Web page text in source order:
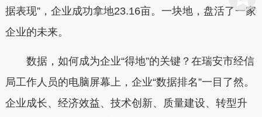
据表现”，企业成功拿地23.16亩。一块地，盘活了一家
企业的未来。
数据，如何成为企业“得地”的关键？在瑞安市经信
局工作人员的电脑屏幕上，企业“数据排名”一目了然。
企业成长、经济效益、技术创新、质量建设、转型升